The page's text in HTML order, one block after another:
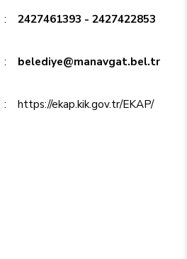
: 2427461393 - 2427422853
: belediye@manavgat.bel.tr
: https://ekap.kik.gov.tr/EKAP/